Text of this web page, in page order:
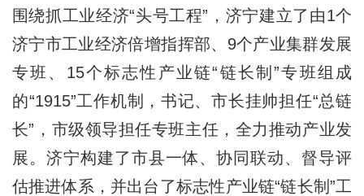
围绕抓工业经济“头号工程”，济宁建立了由1个
济宁市工业经济倍增指挥部、9个产业集群发展
专班、15个标志性产业链“链长制”专班组成
的“1915”工作机制，书记、市长挂帅担任“总链
长”，市级领导担任专班主任，全力推动产业发
展。济宁构建了市县一体、协同联动、督导评
估推进体系，并出台了标志性产业链“链长制”工